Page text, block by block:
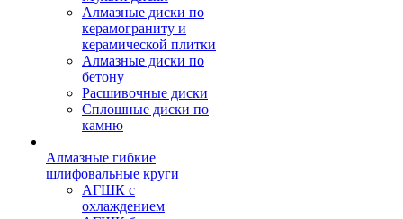
Алмазные диски по
керамограниту и
керамической плитки
Алмазные диски по
бетону
Расшивочные диски
Сплошные диски по
камню
Алмазные гибкие
шлифовальные круги
АГШК с
охлаждением